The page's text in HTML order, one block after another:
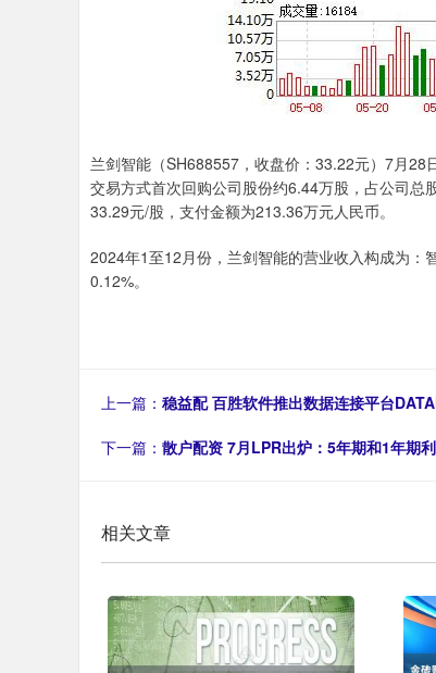
兰剑智能（SH688557，收盘价：33.22元）7月
交易方式首次回购公司股份约6.44万股，占公司
33.29元/股，支付金额为213.36万元人民币。
2024年1至12月份，兰剑智能的营业收入构成为：
0.12%。
上一篇： 稳益配 百胜软件推出数据连接平台
下一篇： 散户配资 7月LPR出炉：5年期和1年期
相关文章